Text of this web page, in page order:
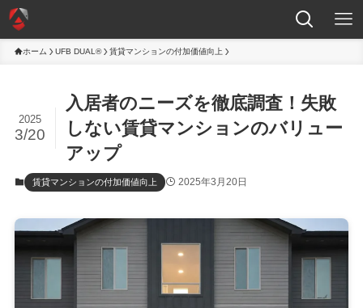
ホーム UFB DUAL® 賃貸マンションの付加価値向上
入居者のニーズを徹底調査！失敗
しない賃貸マンションのバリュー
アップ
2025
3/20
賃貸マンションの付加価値向上 2025年3月20日